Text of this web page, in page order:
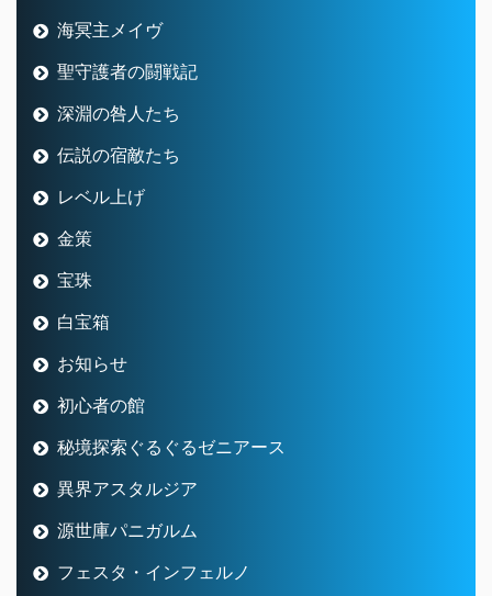
海冥主メイヴ
聖守護者の闘戦記
深淵の咎人たち
伝説の宿敵たち
レベル上げ
金策
宝珠
白宝箱
お知らせ
初心者の館
秘境探索ぐるぐるゼニアース
異界アスタルジア
源世庫パニガルム
フェスタ・インフェルノ